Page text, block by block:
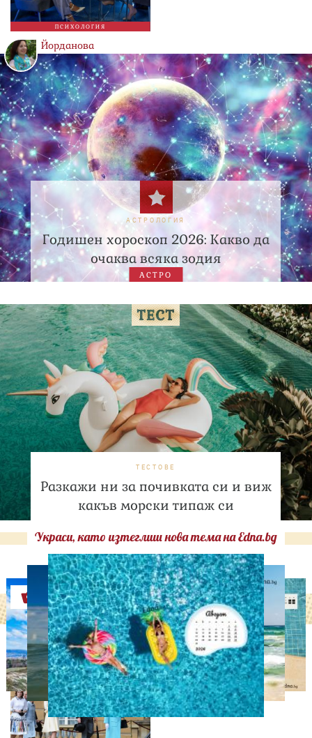
ПСИХОЛОГИЯ
Йорданова
АСТРОЛОГИЯ
Годишен хороскоп 2026: Какво да
очаква всяка зодия
АСТРО
ТЕСТОВЕ
Разкажи ни за почивката си и виж
какъв морски типаж си
Украси, като изтеглиш нова тема на Edna.bg
Оферти
СВОБОДНО ВРЕМЕ
Ново бебе в кралското
семейство